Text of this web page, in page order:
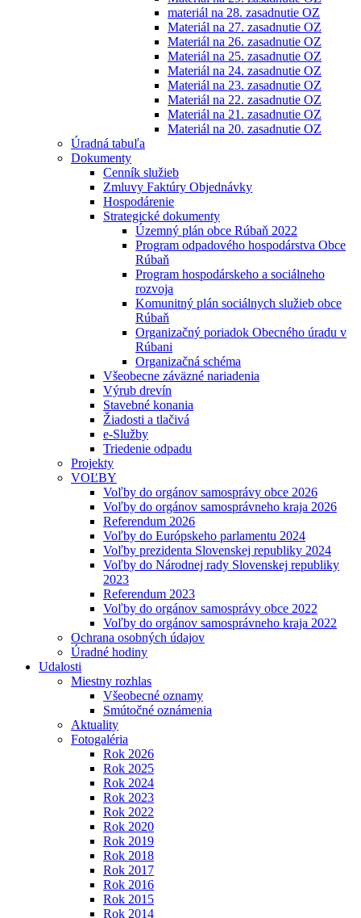
materiál na 28. zasadnutie OZ
Materiál na 27. zasadnutie OZ
Materiál na 26. zasadnutie OZ
Materiál na 25. zasadnutie OZ
Materiál na 24. zasadnutie OZ
Materiál na 23. zasadnutie OZ
Materiál na 22. zasadnutie OZ
Materiál na 21. zasadnutie OZ
Materiál na 20. zasadnutie OZ
Úradná tabuľa
Dokumenty
Cenník služieb
Zmluvy Faktúry Objednávky
Hospodárenie
Strategické dokumenty
Územný plán obce Rúbaň 2022
Program odpadového hospodárstva Obce
Rúbaň
Program hospodárskeho a sociálneho
rozvoja
Komunitný plán sociálnych služieb obce
Rúbaň
Organizačný poriadok Obecného úradu v
Rúbani
Organizačná schéma
Všeobecne záväzné nariadenia
Výrub drevín
Stavebné konania
Žiadosti a tlačivá
e-Služby
Triedenie odpadu
Projekty
VOĽBY
Voľby do orgánov samosprávy obce 2026
Voľby do orgánov samosprávneho kraja 2026
Referendum 2026
Voľby do Európskeho parlamentu 2024
Voľby prezidenta Slovenskej republiky 2024
Voľby do Národnej rady Slovenskej republiky
2023
Referendum 2023
Voľby do orgánov samosprávy obce 2022
Voľby do orgánov samosprávneho kraja 2022
Ochrana osobných údajov
Úradné hodiny
Udalosti
Miestny rozhlas
Všeobecné oznamy
Smútočné oznámenia
Aktuality
Fotogaléria
Rok 2026
Rok 2025
Rok 2024
Rok 2023
Rok 2022
Rok 2020
Rok 2019
Rok 2018
Rok 2017
Rok 2016
Rok 2015
Rok 2014